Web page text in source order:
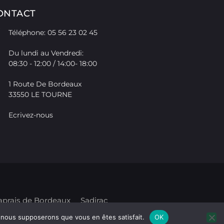
Téléphone: 05 56 23 02 45
Du lundi au Vendredi:
08:30 - 12:00 / 14:00- 18:00
1 Route De Bordeaux
33550 LE TOURNE
Ecrivez-nous
de Bordeaux Sadirac
supposerons que vous en êtes satisfait. OK